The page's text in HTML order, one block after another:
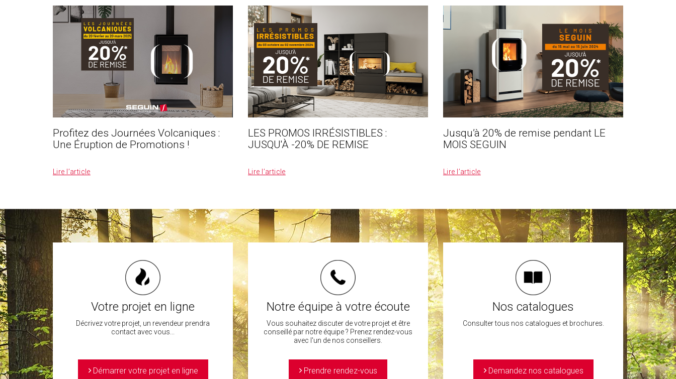
Profitez des Journées Volcaniques :
Une Éruption de Promotions !
Lire l’article
LES PROMOS IRRÉSISTIBLES :
JUSQU'À -20% DE REMISE
Lire l’article
Jusqu’à 20% de remise pendant LE
MOIS SEGUIN
Lire l’article
Votre projet en ligne
Décrivez votre projet, un revendeur prendra
contact avec vous...
> Démarrer votre projet en ligne
Notre équipe à votre écoute
Vous souhaitez discuter de votre projet et être
conseillé par notre équipe ? Prenez rendez-vous
avec l'un de nos conseillers.
> Prendre rendez-vous
Nos catalogues
Consulter tous nos catalogues et brochures.
> Demandez nos catalogues